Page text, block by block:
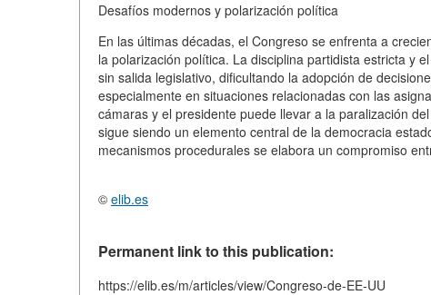
Desafíos modernos y polarización política
En las últimas décadas, el Congreso se enfrenta a
la polarización política. La disciplina partidista estricta y
sin salida legislativo, dificultando la adopción de
especialmente en situaciones relacionadas con las
cámaras y el presidente puede llevar a la paralización
sigue siendo un elemento central de la democracia
mecanismos procedurales se elabora un compromiso
© elib.es
Permanent link to this publication:
https://elib.es/m/articles/view/Congreso-de-EE-UU